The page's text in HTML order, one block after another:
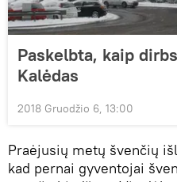
Paskelbta, kaip
Kalėdas
2018 Gruodžio 6, 13:00
Praėjusių metų švenčių
kad pernai gyventojai